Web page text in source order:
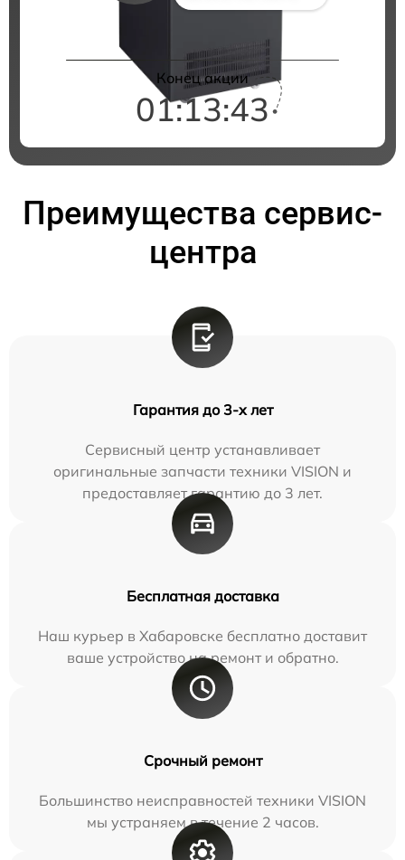
Конец акции
01:13:42
Преимущества сервис-
центра
Гарантия до 3-х лет
Сервисный центр устанавливает
оригинальные запчасти техники VISION и
предоставляет гарантию до 3 лет.
Бесплатная доставка
Наш курьер в Хабаровске бесплатно доставит
ваше устройство на ремонт и обратно.
Срочный ремонт
Большинство неисправностей техники VISION
мы устраняем в течение 2 часов.